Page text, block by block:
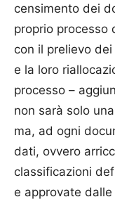
censimento dei
proprio processo
con il prelievo
e la loro
processo –
non sarà solo
ma, ad ogni
dati, ovvero
classificazioni
e approvate